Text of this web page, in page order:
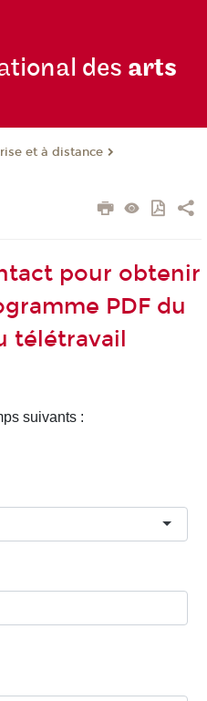
tional des arts
et à distance
pour obtenir
PDF du
télétravail